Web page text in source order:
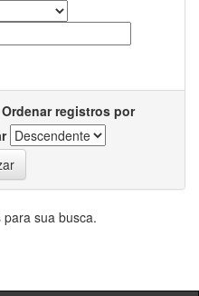
Ordenar registros por
sua busca.